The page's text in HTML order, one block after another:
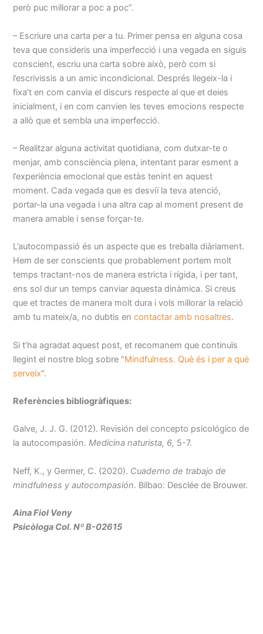
però puc millorar a poc a poc”.
– Escriure una carta per a tu. Primer pensa en alguna cosa
teva que consideris una imperfecció i una vegada en siguis
conscient, escriu una carta sobre això, però com si
l’escrivissis a un amic incondicional. Després llegeix-la i
fixa’t en com canvia el discurs respecte al que et deies
inicialment, i en com canvien les teves emocions respecte
a allò que et sembla una imperfecció.
– Realitzar alguna activitat quotidiana, com dutxar-te o
menjar, amb consciència plena, intentant parar esment a
l’experiència emocional que estàs tenint en aquest
moment. Cada vegada que es desviï la teva atenció,
portar-la una vegada i una altra cap al moment present de
manera amable i sense forçar-te.
L’autocompassió és un aspecte que es treballa diàriament.
Hem de ser conscients que probablement portem molt
temps tractant-nos de manera estricta i rígida, i per tant,
ens sol dur un temps canviar aquesta dinàmica. Si creus
que et tractes de manera molt dura i vols millorar la relació
amb tu mateix/a, no dubtis encontactar amb nosaltres.
Si t’ha agradat aquest post, et recomanem que continuïs
llegint el nostre blog sobre “Mindfulness. Què és i per a què
serveix”.
Referències bibliogràfiques:
Galve, J. J. G. (2012). Revisión del concepto psicológico de
la autocompasión.Medicina naturista, 6, 5-7.
Neff, K., y Germer, C. (2020). Cuaderno de trabajo de
mindfulness y autocompasión. Bilbao: Desclée de Brouwer.
Aina Fiol Veny
Psicòloga Col. Nº B-02615